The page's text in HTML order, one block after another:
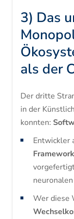
3) Das
als der
Der dritte
in der
konnten:
Entwickler
Wer diese